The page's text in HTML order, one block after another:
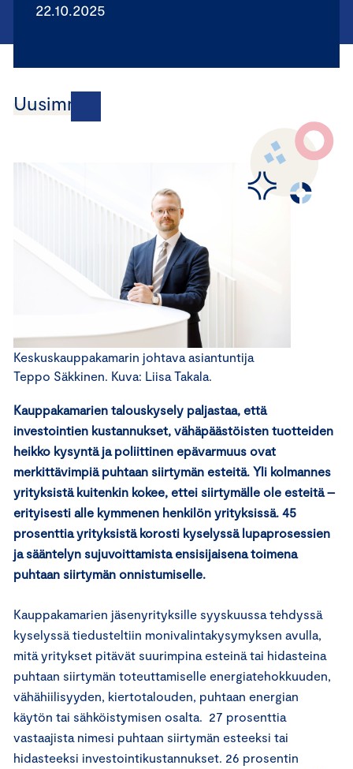
22.10.2025
Uusimmat
Keskuskauppakamarin johtava asiantuntija
Teppo Säkkinen. Kuva: Liisa Takala.
Kauppakamarien talouskysely paljastaa, että
investointien kustannukset, vähäpäästöisten tuotteiden
heikko kysyntä ja poliittinen epävarmuus ovat
merkittävimpiä puhtaan siirtymän esteitä. Yli kolmannes
yrityksistä kuitenkin kokee, ettei siirtymälle ole esteitä –
erityisesti alle kymmenen henkilön yrityksissä. 45
prosenttia yrityksistä korosti kyselyssä lupaprosessien
ja sääntelyn sujuvoittamista ensisijaisena toimena
puhtaan siirtymän onnistumiselle.
Kauppakamarien jäsenyrityksille syyskuussa tehdyssä
kyselyssä tiedusteltiin monivalintakysymyksen avulla,
mitä yritykset pitävät suurimpina esteinä tai hidasteina
puhtaan siirtymän toteuttamiselle energiatehokkuuden,
vähähiilisyyden, kiertotalouden, puhtaan energian
käytön tai sähköistymisen osalta. 27 prosenttia
vastaajista nimesi puhtaan siirtymän esteeksi tai
hidasteeksi investointikustannukset. 26 prosentin